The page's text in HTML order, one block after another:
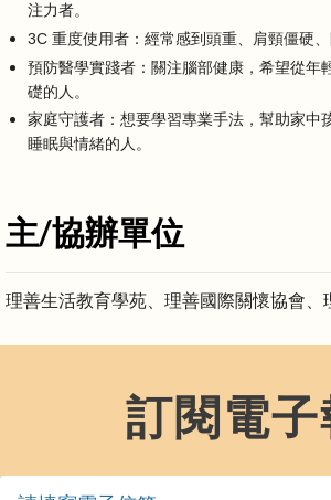
注力者。
3C 重度使用者：經常感到頭重、肩頸僵硬、
預防醫學實踐者：關注腦部健康，希望從年
礎的人。
家庭守護者：想要學習專業手法，幫助家中
睡眠與情緒的人。
主/協辦單位
理善生活教育學苑、理善國際關懷協會、
訂閱電子